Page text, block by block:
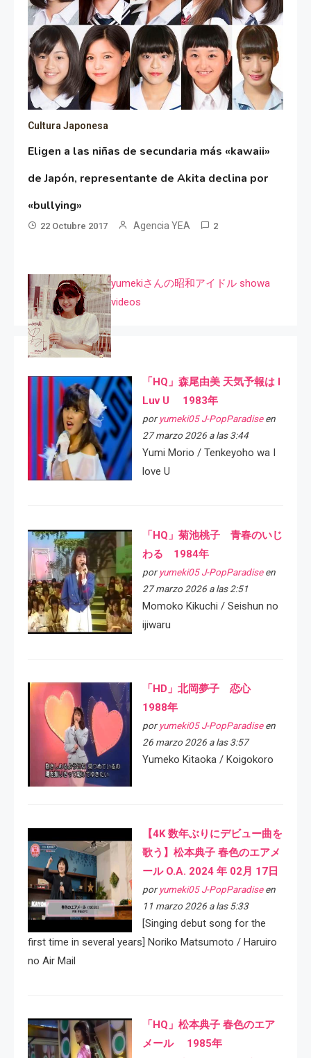
Cultura Japonesa
Eligen a las niñas de secundaria más «kawaii»
de Japón, representante de Akita declina por
«bullying»
22 Octubre 2017 Agencia YEA 2
yumekiさんの昭和アイドル showa
videos
「HQ」森尾由美 天気予報は I
Luv U 1983年
por yumeki05 J-PopParadiseen
27 marzo 2026 a las 3:44
Yumi Morio / Tenkeyoho wa I
love U
「HQ」菊池桃子 青春のいじ
わる 1984年
por yumeki05 J-PopParadiseen
27 marzo 2026 a las 2:51
Momoko Kikuchi / Seishun no
ijiwaru
「HD」北岡夢子 恋心
1988年
por yumeki05 J-PopParadiseen
26 marzo 2026 a las 3:57
Yumeko Kitaoka / Koigokoro
【4K 数年ぶりにデビュー曲を
歌う】松本典子 春色のエアメ
ール O.A. 2024 年 02月 17日
por yumeki05 J-PopParadiseen
11 marzo 2026 a las 5:33
[Singing debut song for the
first time in several years] Noriko Matsumoto / Haruiro
no Air Mail
「HQ」松本典子 春色のエア
メール 1985年